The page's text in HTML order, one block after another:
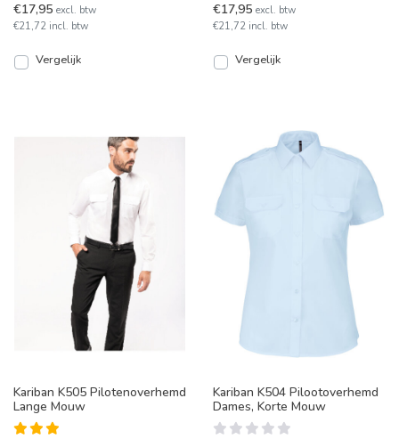
mouwen. Voorzien van
borstzakken
€17,95 excl. btw
€21,72 incl. btw
Vergelijk
knoopmanchetten.
Pilootmodel in
€17,95 excl. btw
€21,72 incl. btw
Vergelijk
Kariban K505 Pilotenoverhemd
Lange Mouw
Kariban K504 Pilootoverhemd
Dames, Korte Mouw